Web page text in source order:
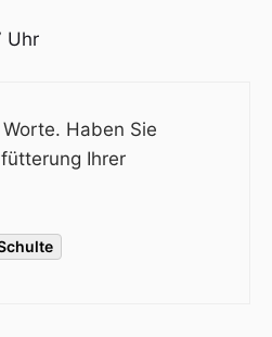
Uhr
Haben Sie
Ihrer